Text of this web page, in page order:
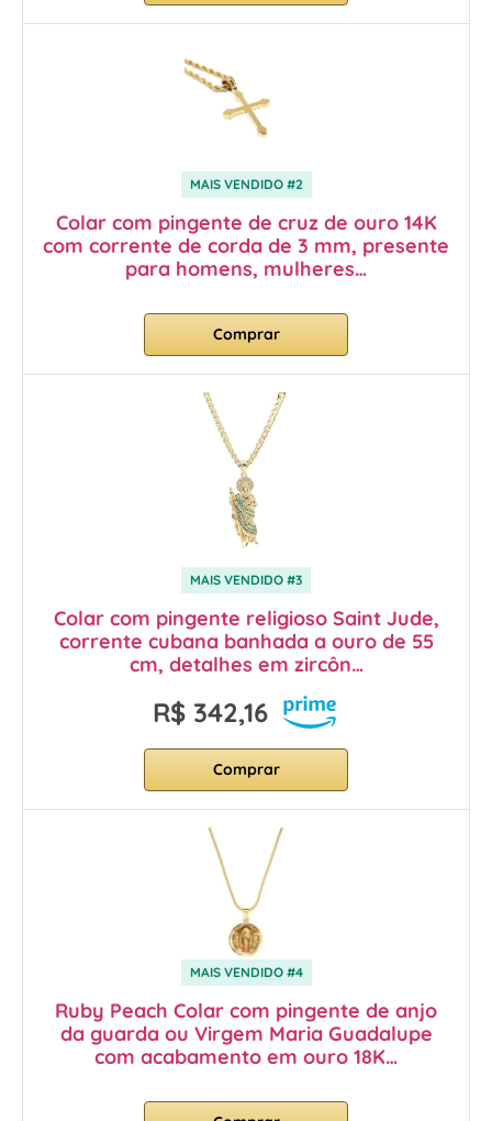
MAIS VENDIDO #2
Colar com pingente de cruz de ouro 14K
com corrente de corda de 3 mm, presente
para homens, mulheres…
Comprar
MAIS VENDIDO #3
Colar com pingente religioso Saint Jude,
corrente cubana banhada a ouro de 55
cm, detalhes em zircôn…
R$ 342,16
Comprar
MAIS VENDIDO #4
Ruby Peach Colar com pingente de anjo
da guarda ou Virgem Maria Guadalupe
com acabamento em ouro 18K…